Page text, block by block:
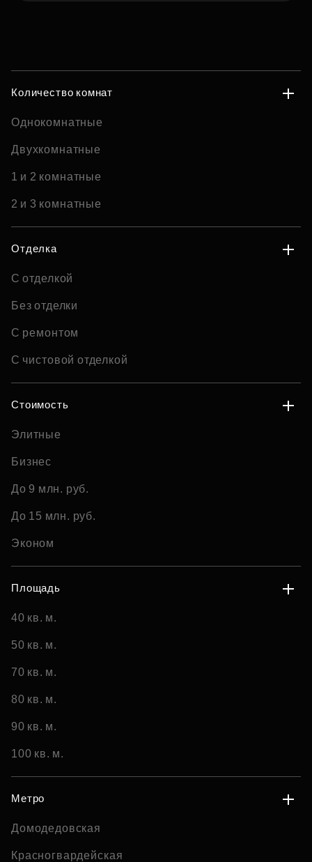
Количество комнат
Однокомнатные
Двухкомнатные
1 и 2 комнатные
2 и 3 комнатные
Отделка
С отделкой
Без отделки
С ремонтом
С чистовой отделкой
Стоимость
Элитные
Бизнес
До 9 млн. руб.
До 15 млн. руб.
Эконом
Площадь
40 кв. м.
50 кв. м.
70 кв. м.
80 кв. м.
90 кв. м.
100 кв. м.
Метро
Домодедовская
Красногвардейская